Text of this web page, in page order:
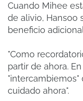
Cuando Mihee
de alivio, Hansoo
beneficio
"Como
partir de ahora.
cuidado ahora".